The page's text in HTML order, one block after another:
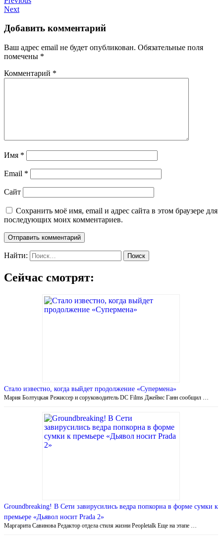
Next
Добавить комментарий
Ваш адрес email не будет опубликован. Обязательные поля
помечены *
Комментарий *
Имя *
Email *
Сайт
Сохранить моё имя, email и адрес сайта в этом браузере для
последующих моих комментариев.
Найти:
Сейчас смотрят:
Стало известно, когда выйдет продолжение «Супермена»
Мария Болтуцкая Режиссер и соруководитель DC Films Джеймс Ганн сообщил …
Groundbreaking! В Сети завирусились ведра попкорна в форме сумки к
премьере «Дьявол носит Prada 2»
Маргарита Савинова Редактор отдела стиля жизни Peopletalk Еще на этапе …